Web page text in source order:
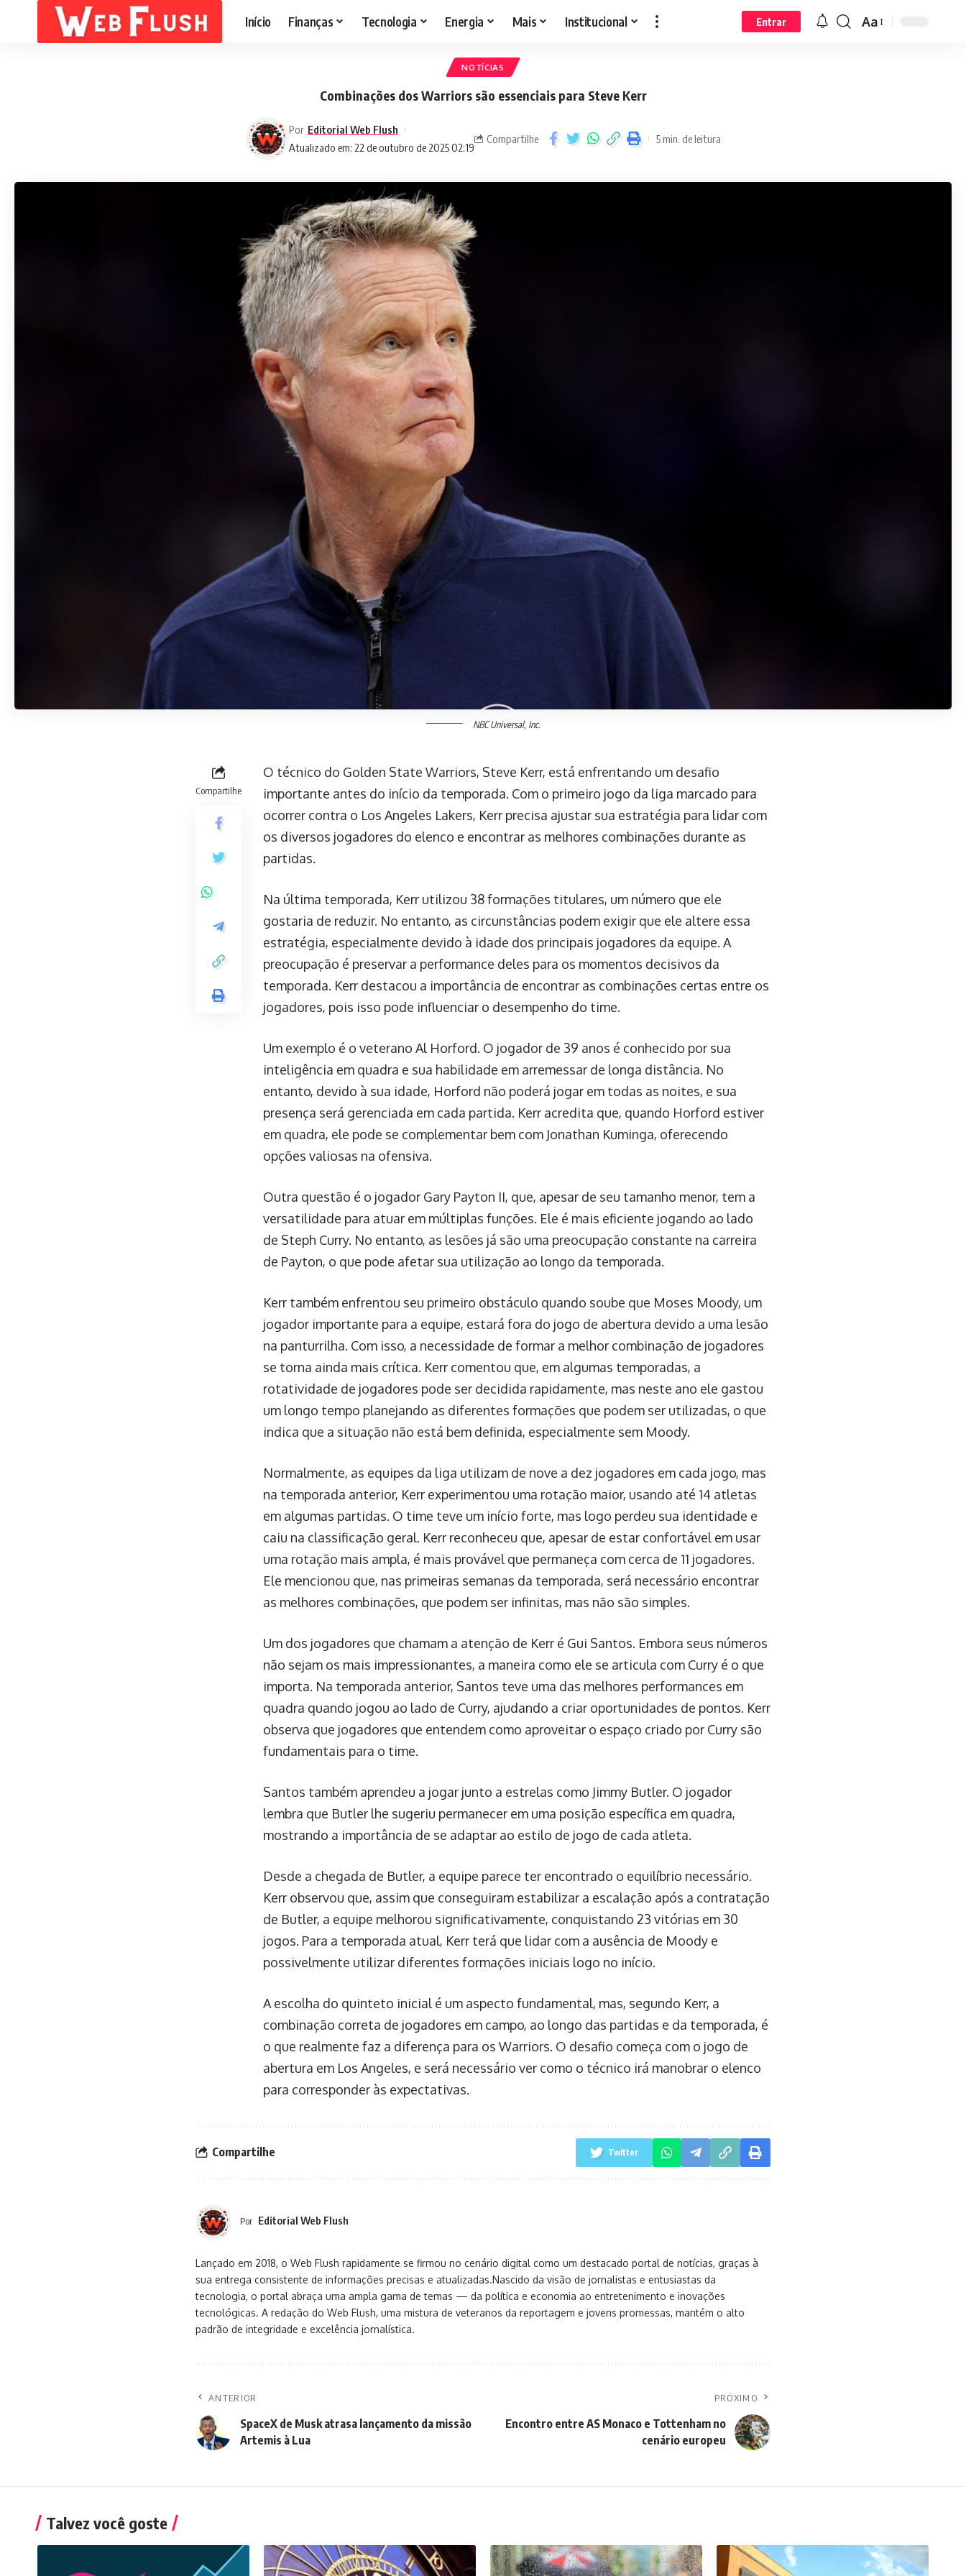
Início Finanças Tecnologia Energia Mais Institucional Entrar Aa
NOTÍCIAS
Combinações dos Warriors são essenciais para Steve Kerr
Atualizado em: 22 de outubro de 2025 02:19
Por Editorial Web Flush
Compartilhe 5 min. de leitura
NBC Universal, Inc.
Compartilhe
O técnico do Golden State Warriors, Steve Kerr, está enfrentando um desafio
importante antes do início da temporada. Com o primeiro jogo da liga marcado para
ocorrer contra o Los Angeles Lakers, Kerr precisa ajustar sua estratégia para lidar com
os diversos jogadores do elenco e encontrar as melhores combinações durante as
partidas.
Na última temporada, Kerr utilizou 38 formações titulares, um número que ele
gostaria de reduzir. No entanto, as circunstâncias podem exigir que ele altere essa
estratégia, especialmente devido à idade dos principais jogadores da equipe. A
preocupação é preservar a performance deles para os momentos decisivos da
temporada. Kerr destacou a importância de encontrar as combinações certas entre os
jogadores, pois isso pode influenciar o desempenho do time.
Um exemplo é o veterano Al Horford. O jogador de 39 anos é conhecido por sua
inteligência em quadra e sua habilidade em arremessar de longa distância. No
entanto, devido à sua idade, Horford não poderá jogar em todas as noites, e sua
presença será gerenciada em cada partida. Kerr acredita que, quando Horford estiver
em quadra, ele pode se complementar bem com Jonathan Kuminga, oferecendo
opções valiosas na ofensiva.
Outra questão é o jogador Gary Payton II, que, apesar de seu tamanho menor, tem a
versatilidade para atuar em múltiplas funções. Ele é mais eficiente jogando ao lado
de Steph Curry. No entanto, as lesões já são uma preocupação constante na carreira
de Payton, o que pode afetar sua utilização ao longo da temporada.
Kerr também enfrentou seu primeiro obstáculo quando soube que Moses Moody, um
jogador importante para a equipe, estará fora do jogo de abertura devido a uma lesão
na panturrilha. Com isso, a necessidade de formar a melhor combinação de jogadores
se torna ainda mais crítica. Kerr comentou que, em algumas temporadas, a
rotatividade de jogadores pode ser decidida rapidamente, mas neste ano ele gastou
um longo tempo planejando as diferentes formações que podem ser utilizadas, o que
indica que a situação não está bem definida, especialmente sem Moody.
Normalmente, as equipes da liga utilizam de nove a dez jogadores em cada jogo, mas
na temporada anterior, Kerr experimentou uma rotação maior, usando até 14 atletas
em algumas partidas. O time teve um início forte, mas logo perdeu sua identidade e
caiu na classificação geral. Kerr reconheceu que, apesar de estar confortável em usar
uma rotação mais ampla, é mais provável que permaneça com cerca de 11 jogadores.
Ele mencionou que, nas primeiras semanas da temporada, será necessário encontrar
as melhores combinações, que podem ser infinitas, mas não são simples.
Um dos jogadores que chamam a atenção de Kerr é Gui Santos. Embora seus números
não sejam os mais impressionantes, a maneira como ele se articula com Curry é o que
importa. Na temporada anterior, Santos teve uma das melhores performances em
quadra quando jogou ao lado de Curry, ajudando a criar oportunidades de pontos. Kerr
observa que jogadores que entendem como aproveitar o espaço criado por Curry são
fundamentais para o time.
Santos também aprendeu a jogar junto a estrelas como Jimmy Butler. O jogador
lembra que Butler lhe sugeriu permanecer em uma posição específica em quadra,
mostrando a importância de se adaptar ao estilo de jogo de cada atleta.
Desde a chegada de Butler, a equipe parece ter encontrado o equilíbrio necessário.
Kerr observou que, assim que conseguiram estabilizar a escalação após a contratação
de Butler, a equipe melhorou significativamente, conquistando 23 vitórias em 30
jogos. Para a temporada atual, Kerr terá que lidar com a ausência de Moody e
possivelmente utilizar diferentes formações iniciais logo no início.
A escolha do quinteto inicial é um aspecto fundamental, mas, segundo Kerr, a
combinação correta de jogadores em campo, ao longo das partidas e da temporada, é
o que realmente faz a diferença para os Warriors. O desafio começa com o jogo de
abertura em Los Angeles, e será necessário ver como o técnico irá manobrar o elenco
para corresponder às expectativas.
Compartilhe Twitter
Por Editorial Web Flush
Lançado em 2018, o Web Flush rapidamente se firmou no cenário digital como um destacado portal de notícias, graças à
sua entrega consistente de informações precisas e atualizadas.Nascido da visão de jornalistas e entusiastas da
tecnologia, o portal abraça uma ampla gama de temas — da política e economia ao entretenimento e inovações
tecnológicas. A redação do Web Flush, uma mistura de veteranos da reportagem e jovens promessas, mantém o alto
padrão de integridade e excelência jornalística.
ANTERIOR
SpaceX de Musk atrasa lançamento da missão
Artemis à Lua
PRÓXIMO
Encontro entre AS Monaco e Tottenham no
cenário europeu
Talvez você goste